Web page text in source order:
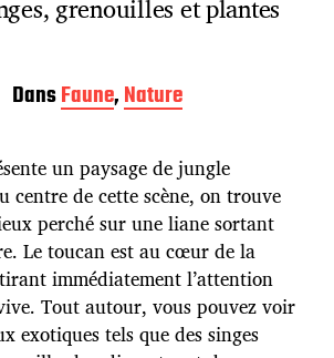
grenouilles et plantes
DansFaune,Nature
un paysage de jungle
centre de cette scène, on trouve
perché sur une liane sortant
Le toucan est au cœur de la
immédiatement l’attention
Tout autour, vous pouvez voir
exotiques tels que des singes